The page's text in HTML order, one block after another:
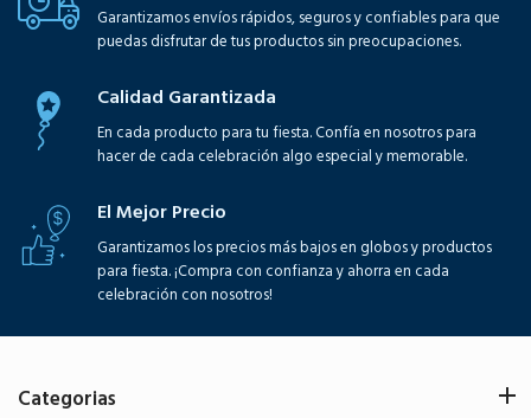
Garantizamos envíos rápidos, seguros y confiables para que
puedas disfrutar de tus productos sin preocupaciones.
Calidad Garantizada
En cada producto para tu fiesta. Confía en nosotros para
hacer de cada celebración algo especial y memorable.
El Mejor Precio
Garantizamos los precios más bajos en globos y productos
para fiesta. ¡Compra con confianza y ahorra en cada
celebración con nosotros!
Categorias